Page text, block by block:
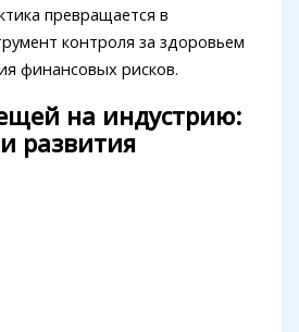
превращается в
контроля за здоровьем
финансовых рисков.
на индустрию:
развития